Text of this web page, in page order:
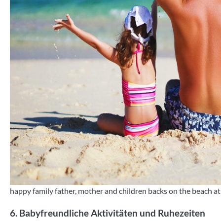
happy family father, mother and children backs on the beach at
6. Babyfreundliche Aktivitäten und Ruhezeiten